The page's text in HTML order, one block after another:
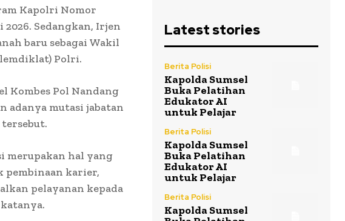
Kapolri Nomor
Sedangkan, Irjen
baru sebagai Wakil
Polri.
Kombes Pol Nandang
adanya mutasi jabatan
merupakan hal yang
pembinaan karier,
pelayanan kepada
Latest stories
Berita Polisi
Kapolda Sumsel
Buka Pelatihan
Edukator AI
untuk Pelajar
Berita Polisi
Kapolda Sumsel
Buka Pelatihan
Edukator AI
untuk Pelajar
Berita Polisi
Kapolda Sumsel